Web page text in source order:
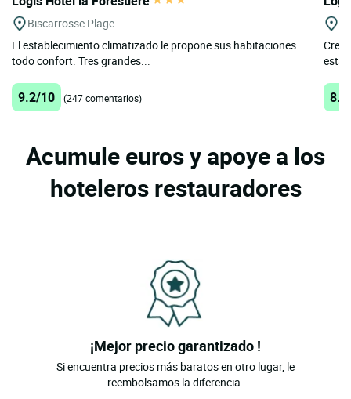
Biscarrosse Plage
El establecimiento climatizado le propone sus habitaciones
todo confort. Tres grandes...
9.2/10 (247 comentarios)
Acumule euros y apoye a los
hoteleros restauradores
¡Mejor precio garantizado !
Si encuentra precios más baratos en otro lugar, le
reembolsamos la diferencia.